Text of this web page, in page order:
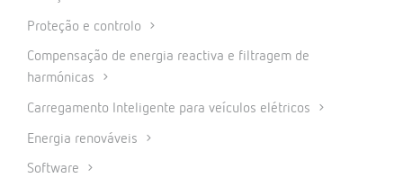
Proteção e controlo
Compensação de energia reactiva e filtragem de
harmónicas
Carregamento Inteligente para veículos elétricos
Energia renováveis
Software